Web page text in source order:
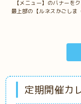
【メニュー】のバナーを
最上部の【ルネスかごし
定期開催カ